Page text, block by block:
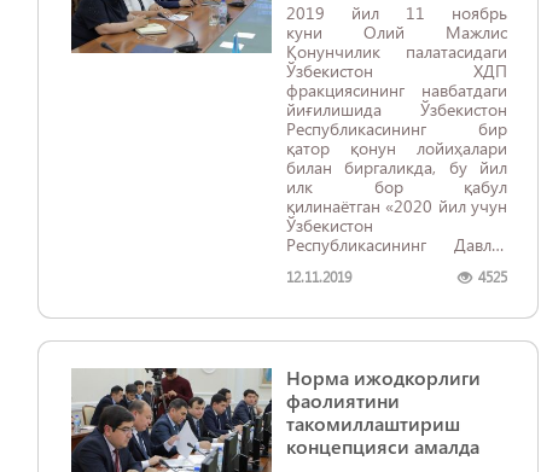
2019 йил 11 ноябрь
куни Олий Мажлис
Қонунчилик палатасидаги
Ўзбекистон ХДП
фракциясининг навбатдаги
йиғилишида Ўзбекистон
Республикасининг бир
қатор қонун лойиҳалари
билан биргаликда, бу йил
илк бор қабул
қилинаётган «2020 йил учун
Ўзбекистон
Республикасининг Давлат
тўғрисида»ги қонун
муҳокама қилинди.
12.11.2019 4525
Норма ижодкорлиги
фаолиятини
такомиллаштириш
концепцияси амалда